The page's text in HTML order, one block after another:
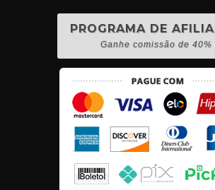
PROGRAMA DE
Ganhe comissão de 40%